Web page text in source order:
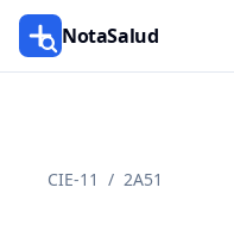
NotaSalud
CIE-11 / 2A51